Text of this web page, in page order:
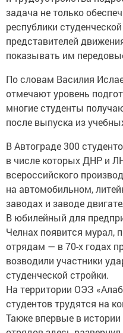
задача не только
республики
представителей
показывать им
По словам Василия
отмечают уровень
многие студенты
после выпуска из
В Автограде 300
в числе которых ДНР и
всероссийского
на автомобильном,
заводах и заводе
В юбилейный для
Челнах появится мурал,
отрядам — в 70-х годах
возводили участники
студенческой стройки.
На территории ОЭЗ
студентов трудятся на
Также впервые в